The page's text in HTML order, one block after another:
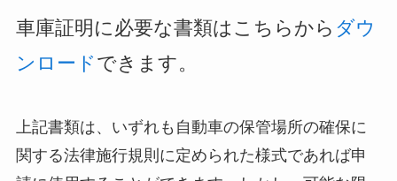
車庫証明に必要な書類はこちらから ダウ
ンロード できます。
上記書類は、いずれも自動車の保管場所の確保に
関する法律施行規則に定められた様式であれば申